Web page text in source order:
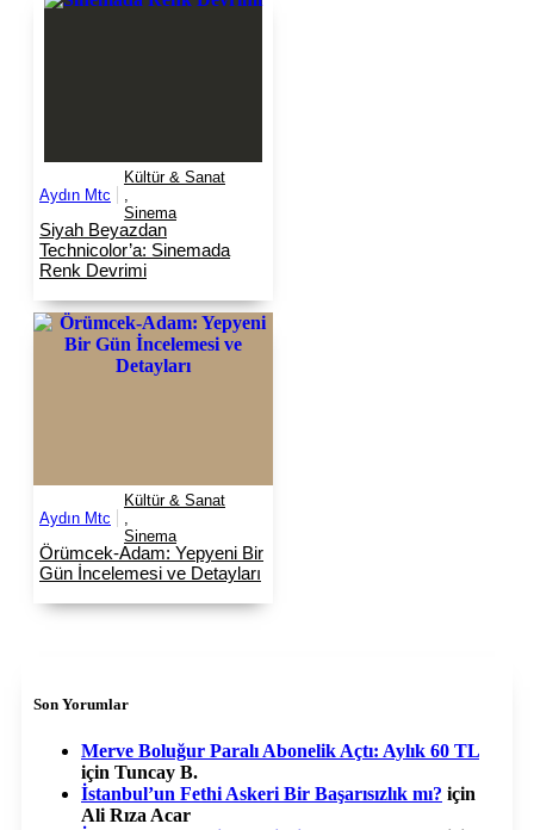
Aydın Mtc
Kültür & Sanat
,
Sinema
Siyah Beyazdan
Technicolor’a: Sinemada
Renk Devrimi
Aydın Mtc
Kültür & Sanat
,
Sinema
Örümcek-Adam: Yepyeni Bir
Gün İncelemesi ve Detayları
Son Yorumlar
Merve Boluğur Paralı Abonelik Açtı: Aylık 60 TL
için Tuncay B.
İstanbul’un Fethi Askeri Bir Başarısızlık mı? için
Ali Rıza Acar